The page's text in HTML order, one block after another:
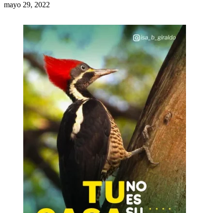
mayo 29, 2022